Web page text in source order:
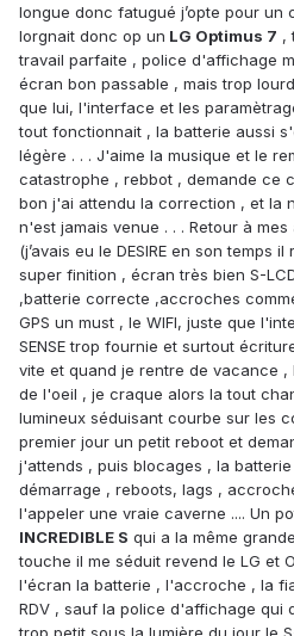
longue donc fatugué j’opte pour un
lorgnait donc op un LG Optimus 7 ,
travail parfaite , police d'affichage
écran bon passable , mais trop
que lui, l'interface et les
tout fonctionnait , la batterie aussi
légère . . . J'aime la musique et le
catastrophe , rebbot , demande ce
bon j'ai attendu la correction , et la
n'est jamais venue . . . Retour à mes
(j’avais eu le DESIRE en son temps
super finition , écran très bien S-
,batterie correcte ,accroches
GPS un must , le WIFI, juste que
SENSE trop fournie et surtout
vite et quand je rentre de vacance ,
de l'oeil , je craque alors la tout
lumineux séduisant courbe sur les
premier jour un petit reboot et
j'attends , puis blocages , la
démarrage , reboots, lags ,
l'appeler une vraie caverne .... Un
INCREDIBLE S qui a la même
touche il me séduit revend le LG et
l'écran la batterie , l'accroche , la
RDV , sauf la police d'affichage qui